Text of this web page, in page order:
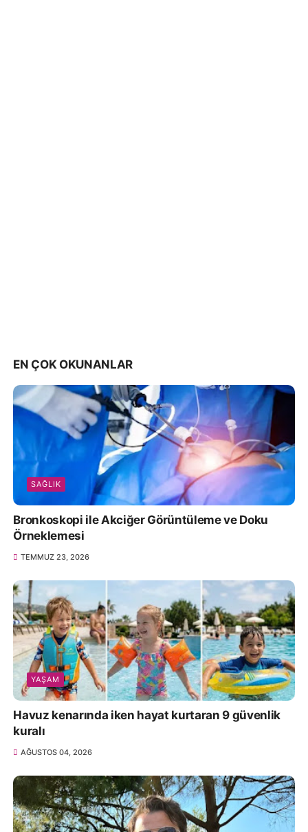
EN ÇOK OKUNANLAR
SAĞLIK
Bronkoskopi ile Akciğer Görüntüleme ve Doku
Örneklemesi
TEMMUZ 23, 2026
YAŞAM
Havuz kenarında iken hayat kurtaran 9 güvenlik
kuralı
AĞUSTOS 04, 2026